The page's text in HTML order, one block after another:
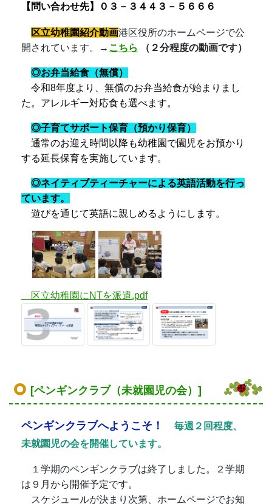
【問い合わせ先】０３－３４４３－５６６６
区立幼稚園紹介動画港区役所のホームページで公
開されています。
→ こちら （２分程度の動画です）
◎お弁当給食（無償）
令和8年度より、無償のお弁当給食が始まりまし
た。アレルギー対応食も選べます。
◎子育てサポート保育（預かり保育）
通常のお迎え時間以降も幼稚園で園児をお預かり
する延長保育を実施しています。
◎ネイティブティーチャーによる英語活動を行っ
ています。
遊びを通じて英語に親しめるようにします。
区立幼稚園にNTを派遣.pdf
[ペンギンクラブ（未就園児の会）]
ペンギンクラブへようこそ！
毎週２回程度、
未就園児の会を開催しています。
１学期のペンギンクラブは終了しました。２学期
は９月から開催予定です。
スケジュールが決まり次第、ホームページでお知